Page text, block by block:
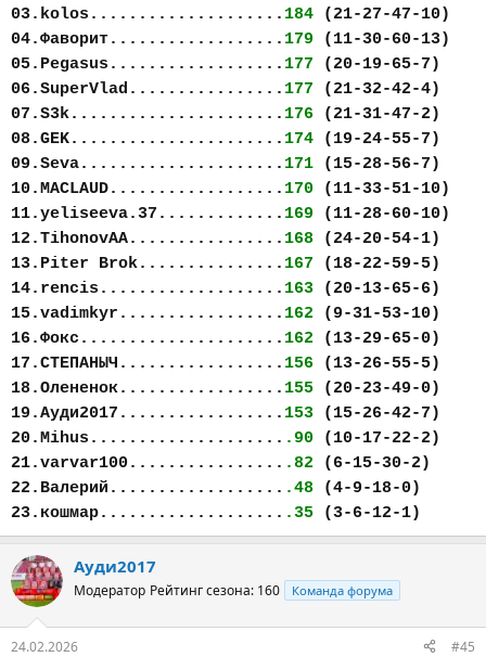
03.kolos.................... 184 (21-27-47-10)
04.Фаворит.................. 179 (11-30-60-13)
05.Pegasus.................. 177 (20-19-65-7)
06.SuperVlad................ 177 (21-32-42-4)
07.S3k...................... 176 (21-31-47-2)
08.GEK...................... 174 (19-24-55-7)
09.Seva..................... 171 (15-28-56-7)
10.MACLAUD.................. 170 (11-33-51-10)
11.yeliseeva.37............. 169 (11-28-60-10)
12.TihonovAA................ 168 (24-20-54-1)
13.Piter Brok............... 167 (18-22-59-5)
14.rencis................... 163 (20-13-65-6)
15.vadimkyr................. 162 (9-31-53-10)
16.Фокс..................... 162 (13-29-65-0)
17.СТЕПАНЫЧ................. 156 (13-26-55-5)
18.Олененок................. 155 (20-23-49-0)
19.Ауди2017................. 153 (15-26-42-7)
20.Mihus.................... .90 (10-17-22-2)
21.varvar100................ .82 (6-15-30-2)
22.Валерий.................. .48 (4-9-18-0)
23.кошмар................... .35 (3-6-12-1)
Ауди2017
Модератор Рейтинг сезона: 160 Команда форума
24.02.2026 #45